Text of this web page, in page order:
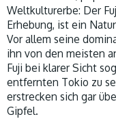
Weltkulturerbe: Der
Erhebung, ist ein
Vor allem seine
ihn von den meisten
Fuji bei klarer Sicht
entfernten Tokio zu
erstrecken sich gar
Gipfel.